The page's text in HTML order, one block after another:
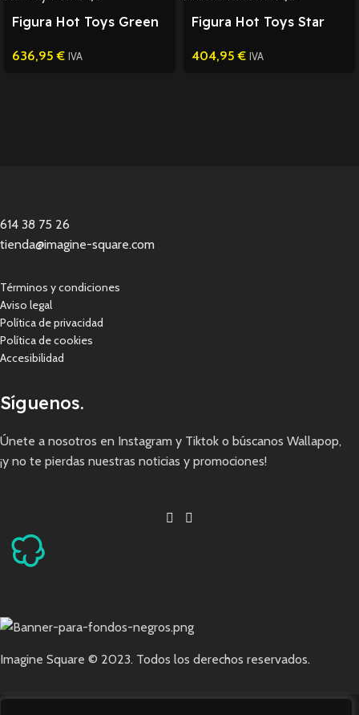
Figura Hot Toys Green
636,95€ IVA
Figura Hot Toys Star
1/6
404,95€ IVA
614 38 75 26
tienda@imagine-square.com
Términos y condiciones
Aviso legal
Política de privacidad
Política de cookies
Accesibilidad
Síguenos.
Únete a nosotros en Instagram y Tiktok o búscanos Wallapop,
¡y no te pierdas nuestras noticias y promociones!
Imagine Square © 2023. Todos los derechos reservados.